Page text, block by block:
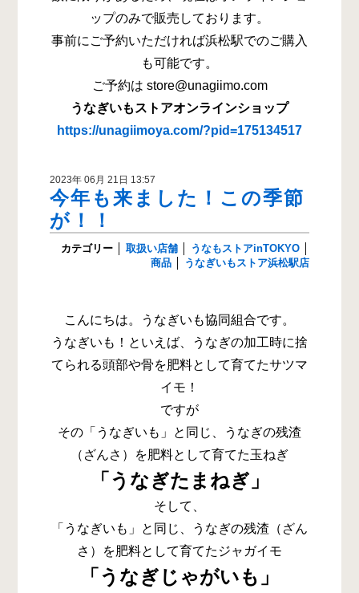
ップのみで販売しております。
事前にご予約いただければ浜松駅でのご購入
も可能です。
ご予約は store@unagiimo.com
うなぎいもストアオンラインショップ
https://unagiimoya.com/?pid=175134517
2023年 06月 21日 13:57
今年も来ました！この季節
が！！
カテゴリー 取扱い店舗 うなもストアinTOKYO
商品
うなぎいもストア浜松駅店
こんにちは。うなぎいも協同組合です。
うなぎいも！といえば、うなぎの加工時に捨
てられる頭部や骨を肥料として育てたサツマ
イモ！
ですが
その「うなぎいも」と同じ、うなぎの残渣
（ざんさ）を肥料として育てた玉ねぎ
「うなぎたまねぎ」
そして、
「うなぎいも」と同じ、うなぎの残渣（ざん
さ）を肥料として育てたジャガイモ
「うなぎじゃがいも」